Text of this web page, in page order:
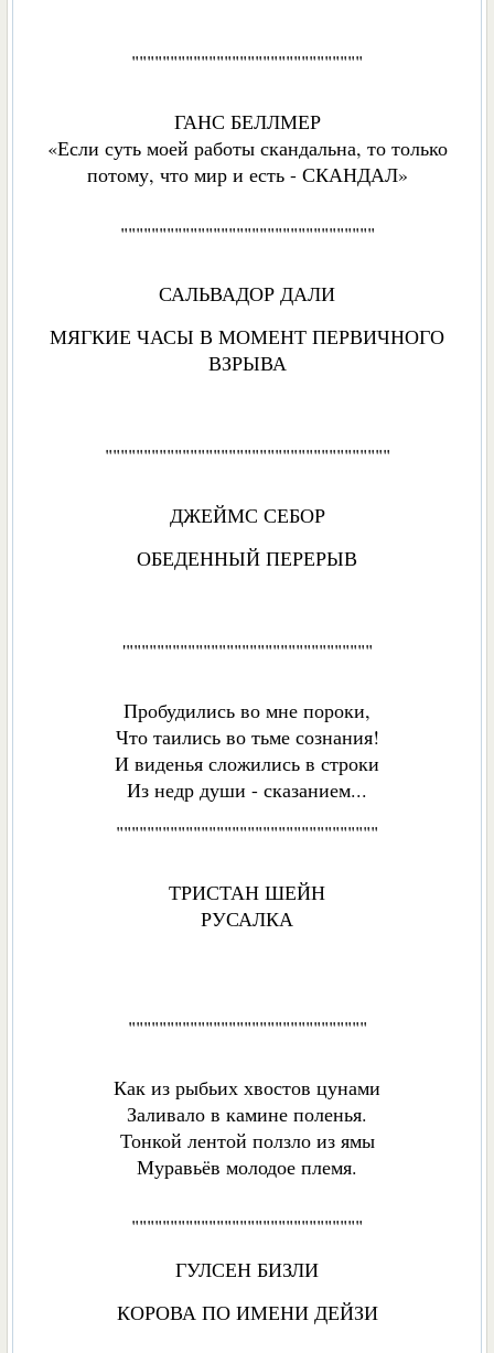
""""""""""""""""""""""""""""""
ГАНС БЕЛЛМЕР
«Если суть моей работы скандальна, то только
потому, что мир и есть - СКАНДАЛ»
"""""""""""""""""""""""""""""""""
САЛЬВАДОР ДАЛИ
МЯГКИЕ ЧАСЫ В МОМЕНТ ПЕРВИЧНОГО
ВЗРЫВА
"""""""""""""""""""""""""""""""""""""
ДЖЕЙМС СЕБОР
ОБЕДЕННЫЙ ПЕРЕРЫВ
'""""""""""""""""""""""""""""""""
Пробудились во мне пороки,
Что таились во тьме сознания!
И виденья сложились в строки
Из недр души - сказанием...
""""""""""""""""""""""""""""""""""
ТРИСТАН ШЕЙН
РУСАЛКА
"""""""""""""""""""""""""""""""
Как из рыбьих хвостов цунами
Заливало в камине поленья.
Тонкой лентой ползло из ямы
Муравьёв молодое племя.
""""""""""""""""""""""""""""""
ГУЛСЕН БИЗЛИ
КОРОВА ПО ИМЕНИ ДЕЙЗИ